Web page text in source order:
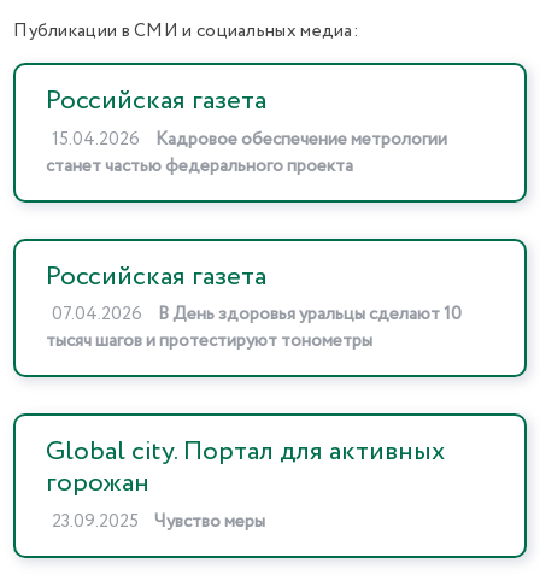
Публикации в СМИ и социальных медиа:
Российская газета
15.04.2026
Кадровое обеспечение метрологии
станет частью федерального проекта
Российская газета
07.04.2026
В День здоровья уральцы сделают 10
тысяч шагов и протестируют тонометры
Global city. Портал для активных
горожан
23.09.2025 Чувство меры